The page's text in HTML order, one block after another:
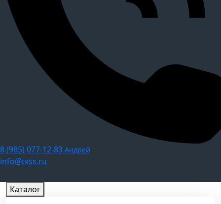
8 (985) 077-12-83 Андрей
info@txss.ru
Каталог